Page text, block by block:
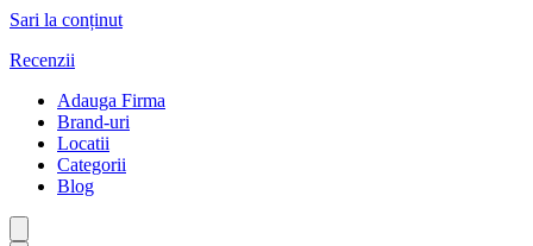
Sari la conținut
Recenzii
Adauga Firma
Brand-uri
Locatii
Categorii
Blog